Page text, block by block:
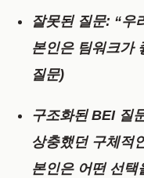
잘못된 질문: “우
본인은 팀워크가
질문)
구조화된 BEI 질
상충했던 구체적
본인은 어떤 선택